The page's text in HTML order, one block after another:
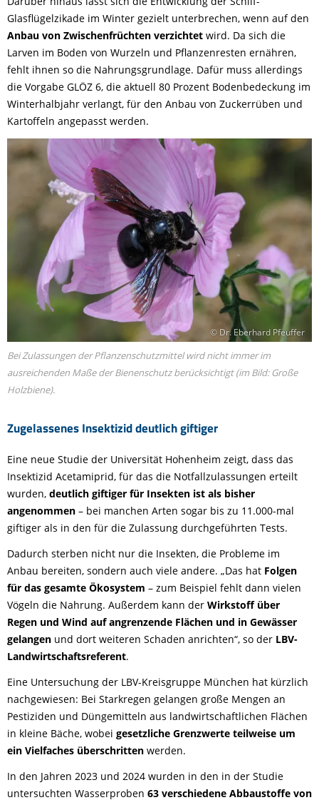
Glasflügelzikade im Winter gezielt unterbrechen, wenn auf den
Anbau von Zwischenfrüchten verzichtet wird. Da sich die
Larven im Boden von Wurzeln und Pflanzenresten ernähren,
fehlt ihnen so die Nahrungsgrundlage. Dafür muss allerdings
die Vorgabe GLÖZ 6, die aktuell 80 Prozent Bodenbedeckung im
Winterhalbjahr verlangt, für den Anbau von Zuckerrüben und
Kartoffeln angepasst werden.
Zugelassenes Insektizid deutlich giftiger
© Dr. Eberhard Pfeuffer
Bei Zulassungen der Pflanzenschutzmittel wird nicht immer im
ausreichenden Maße der Bienenschutz berücksichtigt (im Bild: Große
Holzbiene).
Eine neue Studie der Universität Hohenheim zeigt, dass das
Insektizid Acetamiprid, für das die Notfallzulassungen erteilt
wurden, deutlich giftiger für Insekten ist als bisher
angenommen – bei manchen Arten sogar bis zu 11.000-mal
giftiger als in den für die Zulassung durchgeführten Tests.
Dadurch sterben nicht nur die Insekten, die Probleme im
Anbau bereiten, sondern auch viele andere. „Das hat Folgen
für das gesamte Ökosystem – zum Beispiel fehlt dann vielen
Vögeln die Nahrung. Außerdem kann der Wirkstoff über
Regen und Wind auf angrenzende Flächen und in Gewässer
gelangen und dort weiteren Schaden anrichten“, so der LBV-
Landwirtschaftsreferent.
Eine Untersuchung der LBV-Kreisgruppe München hat kürzlich
nachgewiesen: Bei Starkregen gelangen große Mengen an
Pestiziden und Düngemitteln aus landwirtschaftlichen Flächen
in kleine Bäche, wobei gesetzliche Grenzwerte teilweise um
ein Vielfaches überschritten werden.
In den Jahren 2023 und 2024 wurden in den in der Studie
untersuchten Wasserproben 63 verschiedene Abbaustoffe von